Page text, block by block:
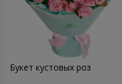
Букет кустовых роз